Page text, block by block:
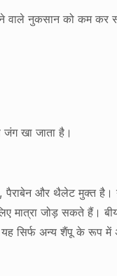
वाले नुकसान को कम कर
जंग खा जाता है।
और थैलेट मुक्त है।
मात्रा जोड़ सकते हैं।
सिर्फ अन्य शैंपू के रूप में